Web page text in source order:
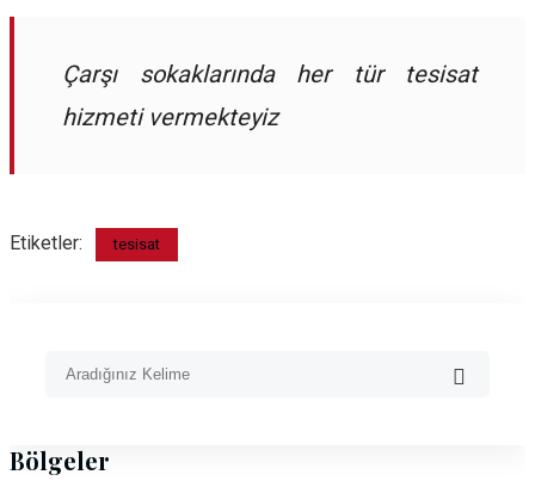
Çarşı sokaklarında her tür tesisat
hizmeti vermekteyiz
Etiketler: tesisat
Bölgeler